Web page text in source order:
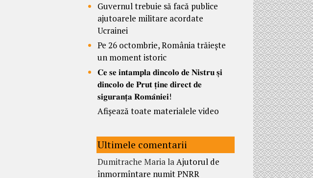
Guvernul trebuie să facă publice
ajutoarele militare acordate
Ucrainei
Pe 26 octombrie, România trăiește
un moment istoric
𝐂𝐞 𝐬𝐞 𝐢𝐧𝐭𝐚𝐦𝐩𝐥𝐚 𝐝𝐢𝐧𝐜𝐨𝐥𝐨 𝐝𝐞 𝐍𝐢𝐬𝐭𝐫𝐮 𝐬̦𝐢
𝐝𝐢𝐧𝐜𝐨𝐥𝐨 𝐝𝐞 𝐏𝐫𝐮𝐭 𝐭̦𝐢𝐧𝐞 𝐝𝐢𝐫𝐞𝐜𝐭 𝐝𝐞
𝐬𝐢𝐠𝐮𝐫𝐚𝐧𝐭̦𝐚 𝐑𝐨𝐦𝐚̂𝐧𝐢𝐞𝐢!
Afișează toate materialele video
Ultimele comentarii
Dumitrache MarialaAjutorul de
înmormîntare numit PNRR